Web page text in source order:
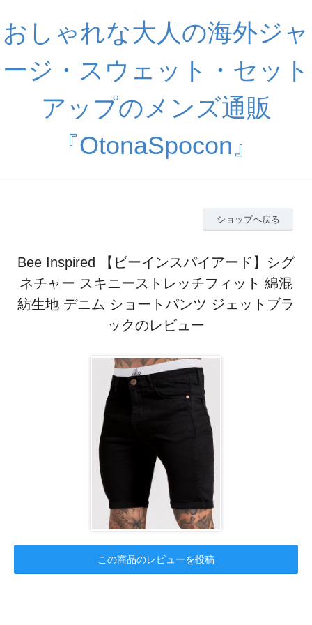
おしゃれな大人の海外ジャ
ージ・スウェット・セット
アップのメンズ通販
『OtonaSpocon』
ショップへ戻る
Bee Inspired 【ビーインスパイアード】シグ
ネチャー スキニーストレッチフィット 綿混
紡生地 デニム ショートパンツ ジェットブラ
ックのレビュー
この商品のレビューを投稿